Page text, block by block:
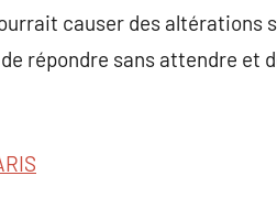
causer des
répondre sans attendre et